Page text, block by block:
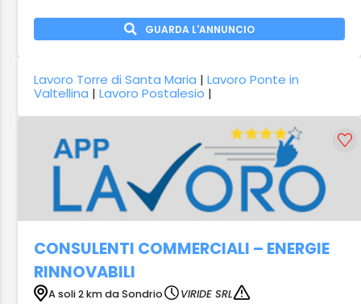
GUARDA L'ANNUNCIO
Lavoro Torre di Santa Maria |Lavoro Ponte in
Valtellina |Lavoro Postalesio |
CONSULENTI COMMERCIALI – ENERGIE
RINNOVABILI
A soli 2 km da Sondrio
VIRIDE SRL